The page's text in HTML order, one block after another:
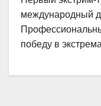
международный
победу в